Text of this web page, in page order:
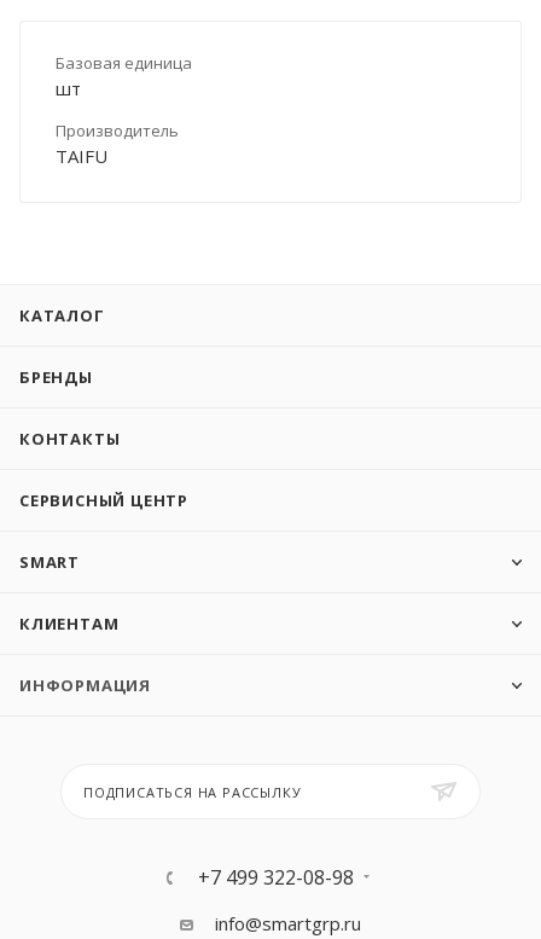
Базовая единица
шт
Производитель
TAIFU
КАТАЛОГ
БРЕНДЫ
КОНТАКТЫ
СЕРВИСНЫЙ ЦЕНТР
SMART
КЛИЕНТАМ
ИНФОРМАЦИЯ
ПОДПИСАТЬСЯ НА РАССЫЛКУ
+7 499 322-08-98
info@smartgrp.ru